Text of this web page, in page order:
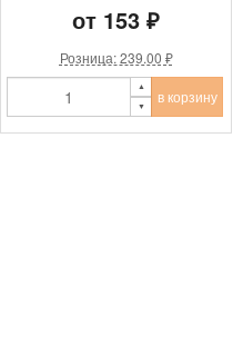
от 153 ₽
Розница: 239.00 ₽
в корзину